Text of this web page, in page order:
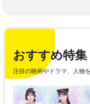
おすすめ特集
注目の映画やドラマ、人物